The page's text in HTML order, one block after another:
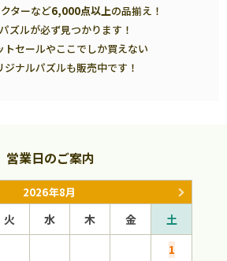
ターなど6,000点以上の品揃え！
ズルが必ず見つかります！
トセールやここでしか買えない
ジナルパズルも販売中です！
営業日のご案内
2026年8月
火 水 木 金
土
1